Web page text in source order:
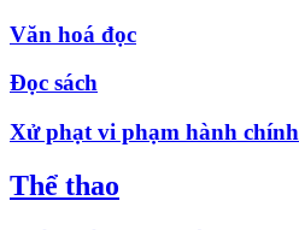
Văn hoá đọc
Đọc sách
Xử phạt vi phạm hành chính
Thể thao